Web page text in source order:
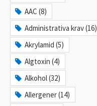
AAC (8)
Administrativa krav (16)
Akrylamid (5)
Algtoxin (4)
Alkohol (32)
Allergener (14)